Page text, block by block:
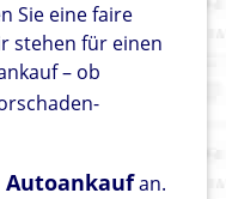
Sie eine faire
stehen für einen
– ob
Autoankaufan.